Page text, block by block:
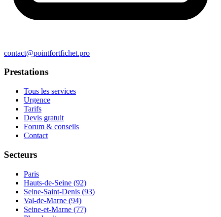
contact@pointfortfichet.pro
Prestations
Tous les services
Urgence
Tarifs
Devis gratuit
Forum & conseils
Contact
Secteurs
Paris
Hauts-de-Seine (92)
Seine-Saint-Denis (93)
Val-de-Marne (94)
Seine-et-Marne (77)